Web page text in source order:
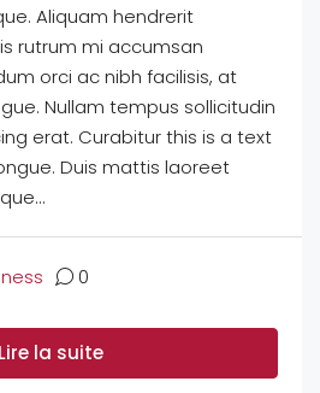
Aliquam hendrerit
rutrum mi accumsan
orci ac nibh facilisis, at
Nullam tempus sollicitudin
erat. Curabitur this is a text
Duis mattis laoreet
0
Lire la suite